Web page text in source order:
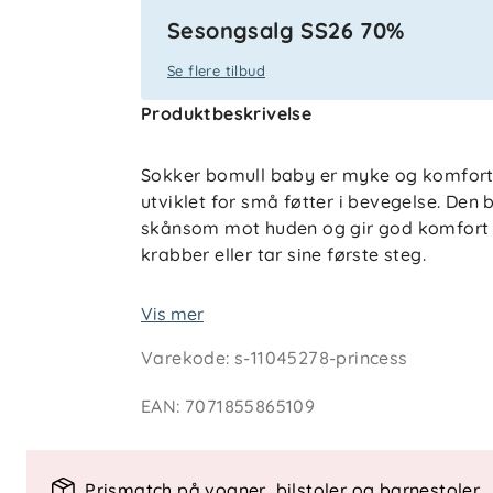
Sesongsalg SS26 70%
Se flere tilbud
Produktbeskrivelse
Sokker bomull baby er myke og
utviklet for små føtter i bevegelse. Den
skånsom mot huden og gir god
krabber eller tar sine første steg.
Ribbestrikk på foten og rundt ankelen
behov. Sokker bomull baby leveres i
Vis mer
Varekode:s-11045278-princess
EAN: 7071855865109